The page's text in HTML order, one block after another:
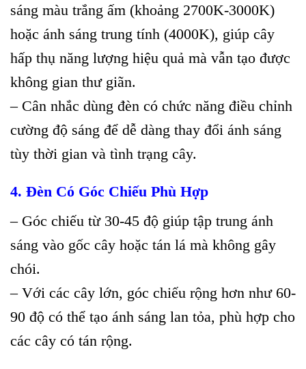
sáng màu trắng ấm (khoảng 2700K-3000K)
hoặc ánh sáng trung tính (4000K), giúp cây
hấp thụ năng lượng hiệu quả mà vẫn tạo được
không gian thư giãn.
– Cân nhắc dùng đèn có chức năng điều chỉnh
cường độ sáng để dễ dàng thay đổi ánh sáng
tùy thời gian và tình trạng cây.
4. Đèn Có Góc Chiếu Phù Hợp
– Góc chiếu từ 30-45 độ giúp tập trung ánh
sáng vào gốc cây hoặc tán lá mà không gây
chói.
– Với các cây lớn, góc chiếu rộng hơn như 60-
90 độ có thể tạo ánh sáng lan tỏa, phù hợp cho
các cây có tán rộng.